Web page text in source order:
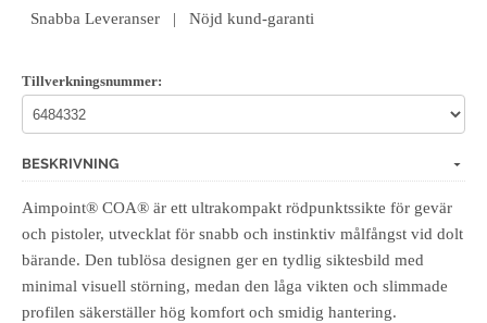
Snabba Leveranser | Nöjd kund-garanti
Tillverkningsnummer:
BESKRIVNING
Aimpoint® COA® är ett ultrakompakt rödpunktssikte för gevär
och pistoler, utvecklat för snabb och instinktiv målfångst vid dolt
bärande. Den tublösa designen ger en tydlig siktesbild med
minimal visuell störning, medan den låga vikten och slimmade
profilen säkerställer hög komfort och smidig hantering.